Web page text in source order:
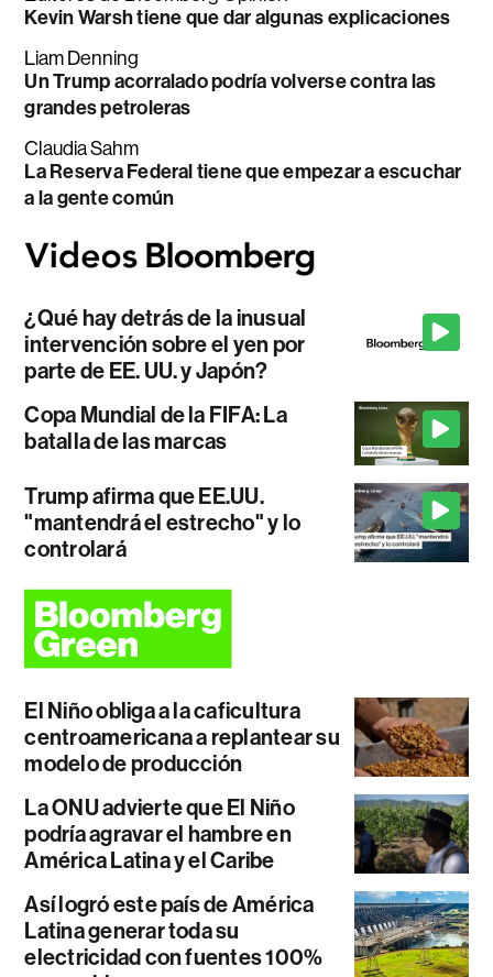
Kevin Warsh tiene que dar algunas explicaciones
Liam Denning
Un Trump acorralado podría volverse contra las
grandes petroleras
Claudia Sahm
La Reserva Federal tiene que empezar a escuchar
a la gente común
¿Qué hay detrás de la inusual
intervención sobre el yen por
parte de EE. UU. y Japón?
Copa Mundial de la FIFA: La
batalla de las marcas
Trump afirma que EE.UU.
"mantendrá el estrecho" y lo
controlará
El Niño obliga a la caficultura
centroamericana a replantear su
modelo de producción
La ONU advierte que El Niño
podría agravar el hambre en
América Latina y el Caribe
Así logró este país de América
Latina generar toda su
electricidad con fuentes 100%